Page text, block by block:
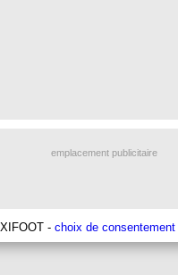
emplacement publicitaire
- choix de consentement